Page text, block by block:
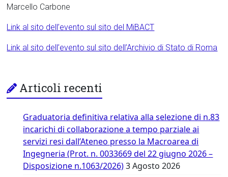
Marcello Carbone
Link al sito dell’evento sul sito del MiBACT
Link al sito dell’evento sul sito dell’Archivio di Stato di Roma
Articoli recenti
Graduatoria definitiva relativa alla selezione di n.83
incarichi di collaborazione a tempo parziale ai
servizi resi dall’Ateneo presso la Macroarea di
Ingegneria (Prot. n. 0033669 del 22 giugno 2026 –
Disposizione n.1063/2026) 3 Agosto 2026